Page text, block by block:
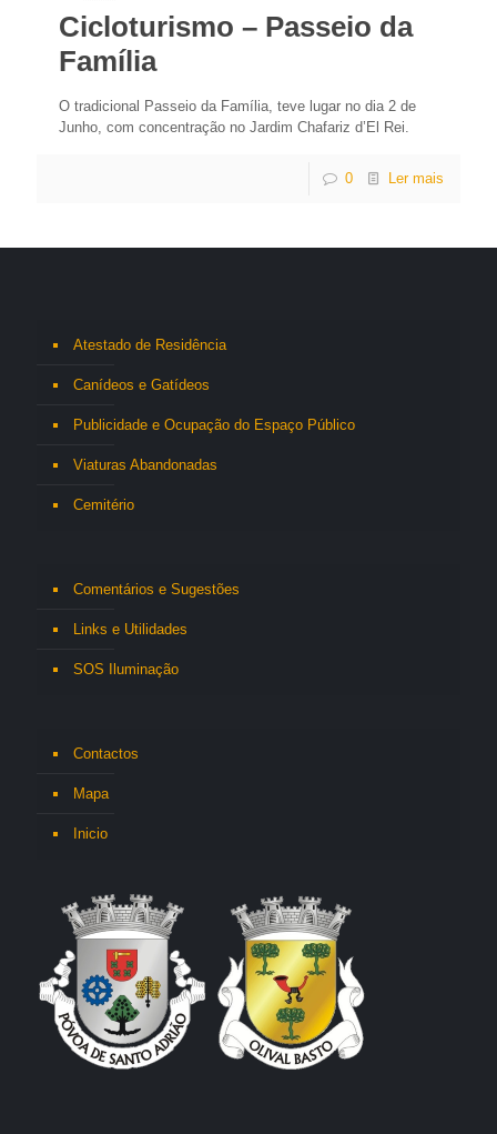
Cicloturismo – Passeio da
Família
O tradicional Passeio da Família, teve lugar no dia 2 de
Junho, com concentração no Jardim Chafariz d’El Rei.
0 Ler mais
Atestado de Residência
Canídeos e Gatídeos
Publicidade e Ocupação do Espaço Público
Viaturas Abandonadas
Cemitério
Comentários e Sugestões
Links e Utilidades
SOS Iluminação
Contactos
Mapa
Inicio